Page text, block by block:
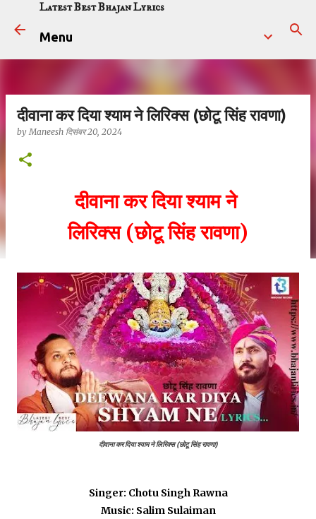
सीधे मुख्य सामग्री पर जाएं
Latest Best Bhajan Lyrics
Menu
दीवाना कर दिया श्याम ने लिरिक्स (छोटू सिंह रावणा)
byManeesh दिसंबर 20, 2024
दीवाना कर दिया श्याम ने
लिरिक्स(छोटू सिंह रावणा)
दीवाना कर दिया श्याम ने लिरिक्स (छोटू सिंह रावणा)
Singer: Chotu Singh Rawna
Music: Salim Sulaiman